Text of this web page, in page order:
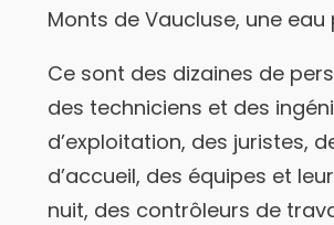
Monts de Vaucluse, une
Ce sont des dizaines de
des techniciens et des
d’exploitation, des juristes,
d’accueil, des équipes et
nuit, des contrôleurs de